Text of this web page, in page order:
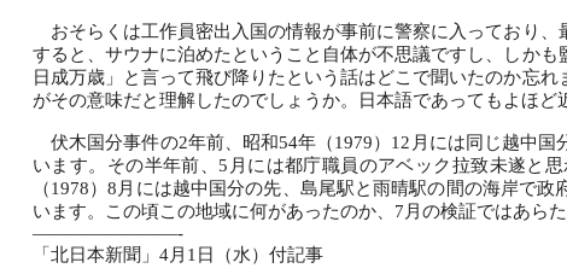
おそらくは工作員密出入国の情報が事前に警察に入っており、
すると、サウナに泊めたということ自体が不思議ですし、しか
日成万歳」と言って飛び降りたという話はどこで聞いたのか忘
がその意味だと理解したのでしょうか。日本語であってもよほど
伏木国分事件の2年前、昭和54年（1979）12月には同じ越中国
います。その半年前、5月には都庁職員のアベック拉致未遂と
（1978）8月には越中国分の先、島尾駅と雨晴駅の間の海岸で
います。この頃この地域に何があったのか、7月の検証ではあら
――――――――-
「北日本新聞」4月1日（水）付記事